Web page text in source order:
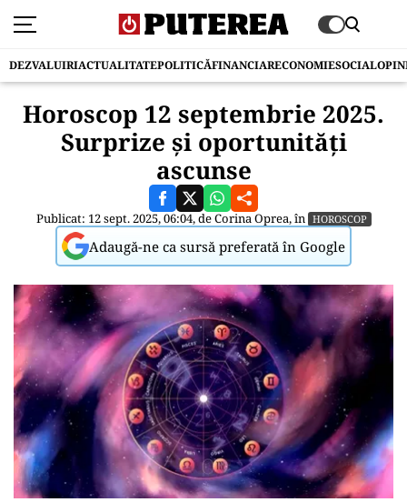
DEZVALUIRIACTUALITATEPOLITICĂFINANCIARECONOMIESOCIAL
Horoscop 12 septembrie 2025.
Surprize și oportunități
ascunse
Publicat: 12 sept. 2025, 06:04, deCorina Oprea, în HOROSCOP
Adaugă-ne ca sursă preferată în Google